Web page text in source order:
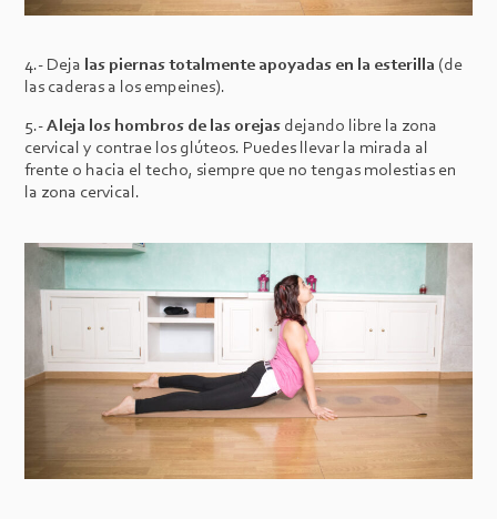
4.- Deja las piernas totalmente apoyadas en la esterilla (de
las caderas a los empeines).
5.-Aleja los hombros de las orejas dejando libre la zona
cervical y contrae los glúteos. Puedes llevar la mirada al
frente o hacia el techo, siempre que no tengas molestias en
la zona cervical.